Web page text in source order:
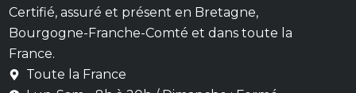
Certifié, assuré et présent en Bretagne,
Bourgogne-Franche-Comté et dans toute la
France.
Toute la France